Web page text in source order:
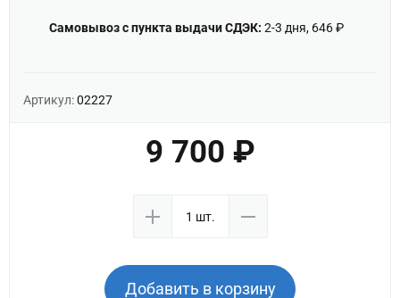
Самовывоз с пункта выдачи СДЭК: 2-3 дня, 646 ₽
Артикул:02227
9 700 ₽
Добавить в корзину